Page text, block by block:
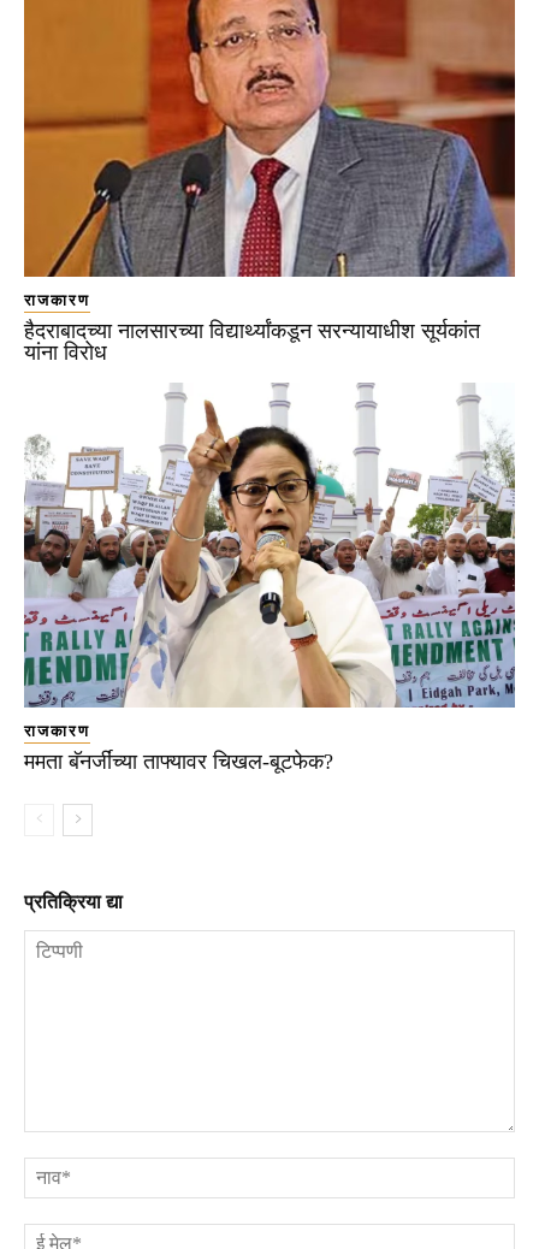
राजकारण
हैदराबादच्या नालसारच्या विद्यार्थ्यांकडून सरन्यायाधीश सूर्यकांत
यांना विरोध
राजकारण
ममता बॅनर्जींच्या ताफ्यावर चिखल-बूटफेक?
प्रतिक्रिया द्या